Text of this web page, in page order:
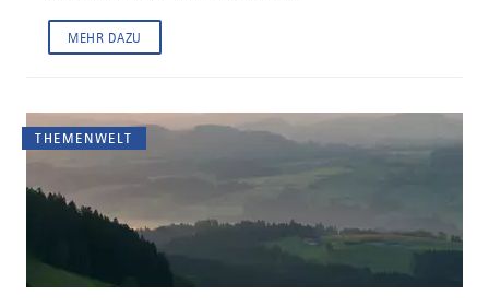
MEHR DAZU
THEMENWELT